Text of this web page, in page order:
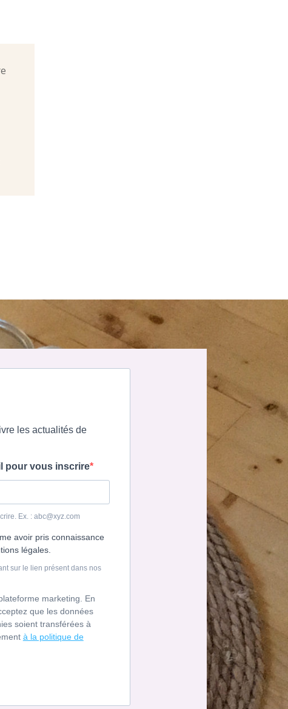
les actualités de
pour vous inscrire
Ex. : abc@xyz.com
avoir pris connaissance
légales.
sur le lien présent dans nos
marketing. En
que les données
soient transférées à
à la politique de